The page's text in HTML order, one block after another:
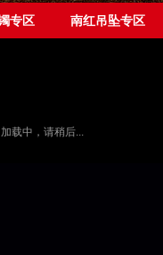
专区 南红吊坠专区
载中，请稍后...